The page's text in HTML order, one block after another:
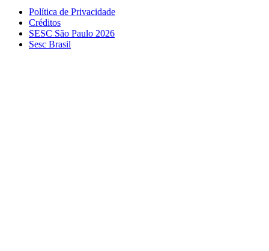
Política de Privacidade
Créditos
SESC São Paulo 2026
Sesc Brasil